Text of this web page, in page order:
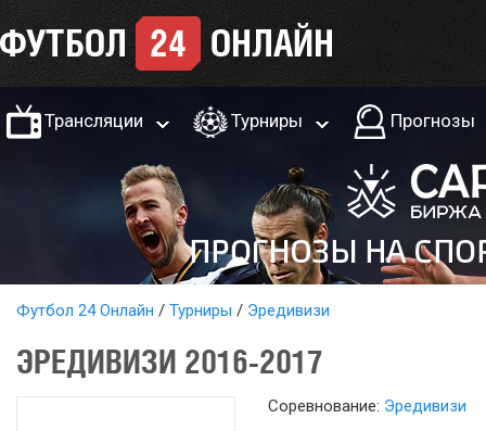
Трансляции Турниры Прогнозы
Футбол 24 Онлайн Турниры Эредивизи
ЭРЕДИВИЗИ 2016-2017
Соревнование: Эредивизи